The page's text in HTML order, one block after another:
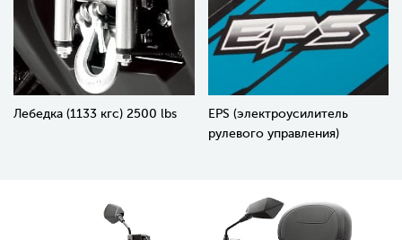
Лебедка (1133 кгс) 2500 lbs
EPS (электроусилитель
рулевого управления)